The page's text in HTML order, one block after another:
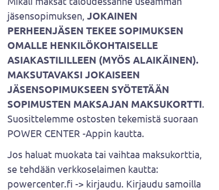
jäsensopimuksen, JOKAINEN
PERHEENJÄSEN TEKEE SOPIMUKSEN
OMALLE HENKILÖKOHTAISELLE
ASIAKASTILILLEEN (MYÖS ALAIKÄINEN).
MAKSUTAVAKSI JOKAISEEN
JÄSENSOPIMUKSEEN SYÖTETÄÄN
SOPIMUSTEN MAKSAJAN MAKSUKORTTI.
Suosittelemme ostosten tekemistä suoraan
POWER CENTER -Appin kautta.
Jos haluat muokata tai vaihtaa maksukorttia,
se tehdään verkkoselaimen kautta:
powercenter.fi -> kirjaudu. Kirjaudu samoilla